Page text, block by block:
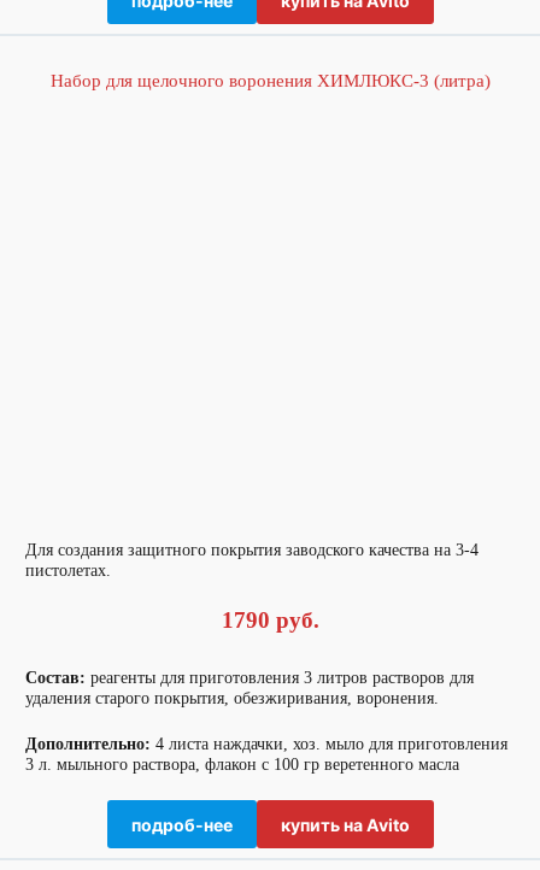
Набор для щелочного воронения ХИМЛЮКС-3 (литра)
Для создания защитного покрытия заводского качества на 3-4
пистолетах.
1790 руб.
Состав: реагенты для приготовления 3 литров растворов для
удаления старого покрытия, обезжиривания, воронения.
Дополнительно:4 листа наждачки, хоз. мыло для приготовления
3 л. мыльного раствора, флакон с 100 гр веретенного масла
подроб-нее купить на Avito